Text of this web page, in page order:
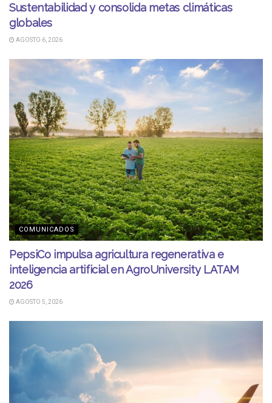
Sustentabilidad y consolida metas climáticas
globales
AGOSTO 6, 2026
COMUNICADOS
PepsiCo impulsa agricultura regenerativa e
inteligencia artificial en AgroUniversity LATAM
2026
AGOSTO 5, 2026